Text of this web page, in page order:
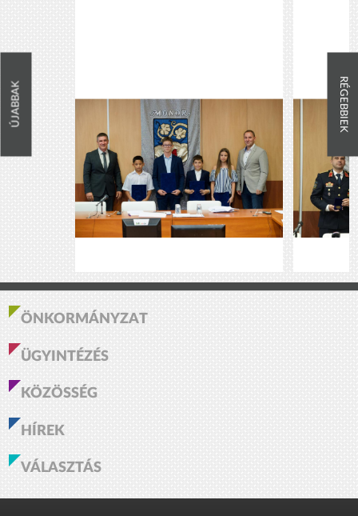
ÚJABBAK RÉGEBBIEK
ÖNKORMÁNYZAT
ÜGYINTÉZÉS
KÖZÖSSÉG
HÍREK
VÁLASZTÁS